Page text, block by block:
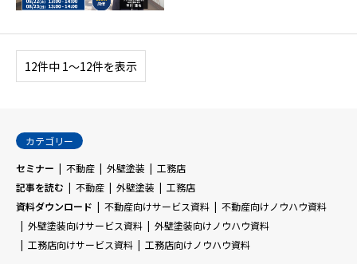
12件中 1〜12件を表示
カテゴリー
セミナー
不動産 外壁塗装
工務店
記事を読む
不動産 外壁塗装
工務店
資料ダウンロード
不動産向けサービス資料
不動産向けノウハウ資料
外壁塗装向けサービス資料
外壁塗装向けノウハウ資料
工務店向けサービス資料
工務店向けノウハウ資料